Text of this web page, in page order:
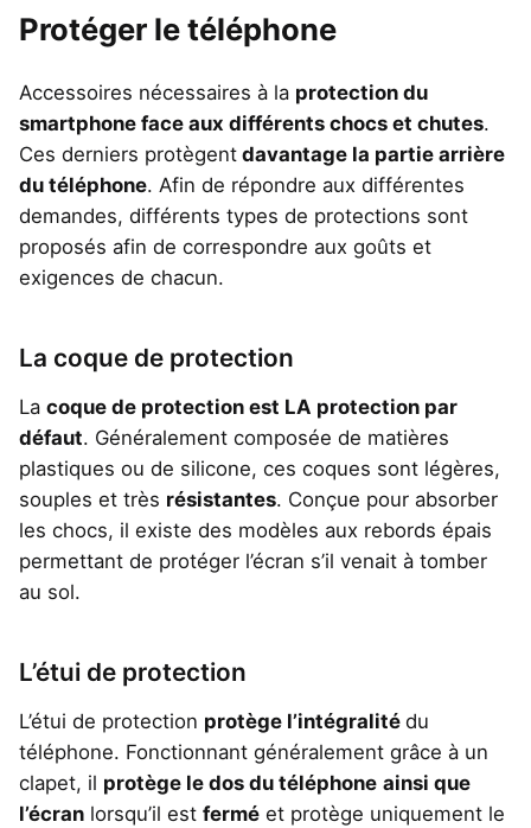
Protéger le téléphone
Accessoires nécessaires à la protection du
smartphone face aux différents chocs et chutes.
Ces derniers protègent davantage la partie arrière
du téléphone. Afin de répondre aux différentes
demandes, différents types de protections sont
proposés afin de correspondre aux goûts et
exigences de chacun.
La coque de protection
La coque de protection est LA protection par
défaut. Généralement composée de matières
plastiques ou de silicone, ces coques sont légères,
souples et très résistantes. Conçue pour absorber
les chocs, il existe des modèles aux rebords épais
permettant de protéger l’écran s’il venait à tomber
au sol.
L’étui de protection
L’étui de protection protège l’intégralité du
téléphone. Fonctionnant généralement grâce à un
clapet, il protège le dos du téléphone ainsi que
l’écran lorsqu’il est fermé et protège uniquement le